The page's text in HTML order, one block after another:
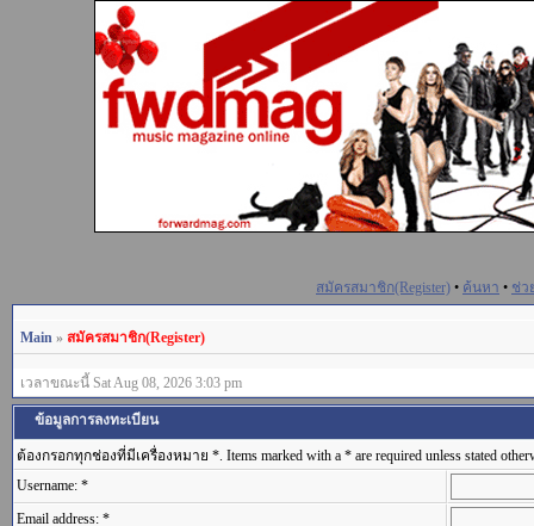
สมัครสมาชิก(Register) • ค้นหา • ช่ว
Main » สมัครสมาชิก(Register)
เวลาขณะนี้ Sat Aug 08, 2026 3:03 pm
ข้อมูลการลงทะเบียน
ต้องกรอกทุกช่องที่มีเครื่องหมาย *. Items marked with a * are required unless stated
Username: *
Email address: *